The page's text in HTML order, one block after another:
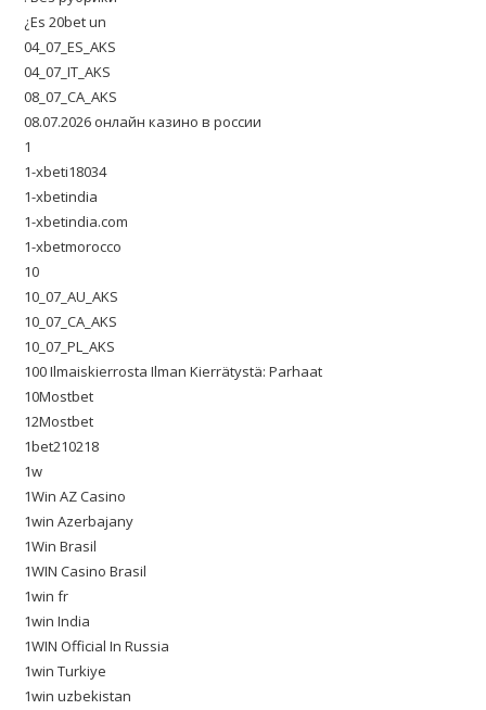
¿Es 20bet un
04_07_ES_AKS
04_07_IT_AKS
08_07_CA_AKS
08.07.2026 онлайн казино в россии
1
1-xbeti18034
1-xbetindia
1-xbetindia.com
1-xbetmorocco
10
10_07_AU_AKS
10_07_CA_AKS
10_07_PL_AKS
100 Ilmaiskierrosta Ilman Kierrätystä: Parhaat
10Mostbet
12Mostbet
1bet210218
1w
1Win AZ Casino
1win Azerbajany
1Win Brasil
1WIN Casino Brasil
1win fr
1win India
1WIN Official In Russia
1win Turkiye
1win uzbekistan